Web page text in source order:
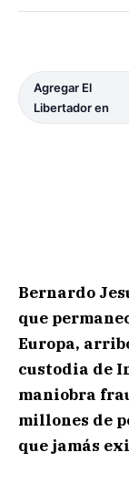
Agregar El
Libertador en
Bernardo
que
Europa,
custodia de
maniobra
millones de
que jamás